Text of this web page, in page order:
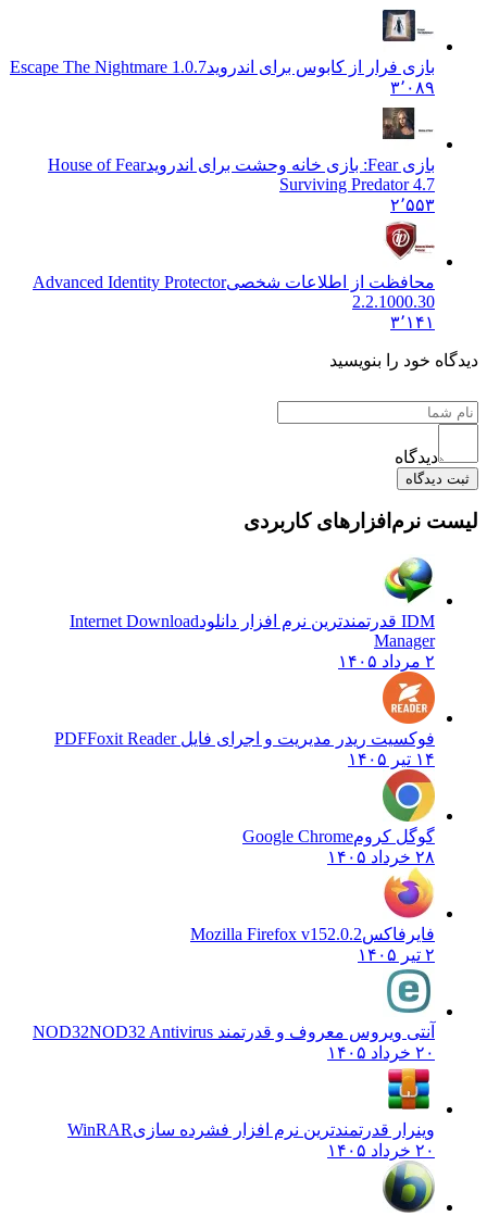
بازی فرار از کابوس برای اندرویدEscape The Nightmare 1.0.7
۳٬۰۸۹
بازی Fear: بازی خانه وحشت برای اندروید
House of Fear
Surviving Predator 4.7
۲٬۵۵۳
محافظت از اطلاعات شخصیAdvanced Identity Protector
2.2.1000.30
۳٬۱۴۱
دیدگاه خود را بنویسید
دیدگاه
ثبت دیدگاه
لیست نرم‌افزارهای کاربردی
IDM قدرتمندترین نرم افزار دانلود
Internet Download
Manager
۲ مرداد ۱۴۰۵
فوکسیت ریدر مدیریت و اجرای فایل PDFFoxit Reader
۱۴ تیر ۱۴۰۵
گوگل کرومGoogle Chrome
۲۸ خرداد ۱۴۰۵
فایرفاکسMozilla Firefox v152.0.2
۲ تیر ۱۴۰۵
آنتی ویروس معروف و قدرتمند NOD32 NOD32 Antivirus
۲۰ خرداد ۱۴۰۵
وینرار قدرتمندترین نرم افزار فشرده سازیWinRAR
۲۰ خرداد ۱۴۰۵